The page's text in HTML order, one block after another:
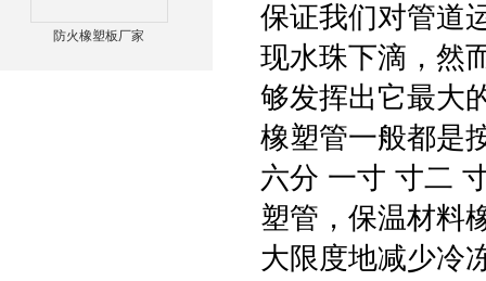
防火橡塑板厂家
保证我们对管道
现水珠下滴，然
够发挥出它最大
橡塑管一般都是
六分 一寸 寸二
塑管，保温材料
大限度地减少冷